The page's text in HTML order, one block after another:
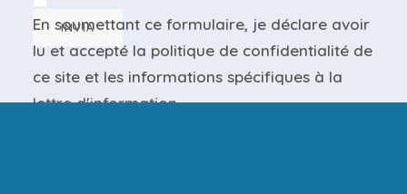
En soumettant ce formulaire, je déclare avoir
lu et accepté la politique de confidentialité de
ce site et les informations spécifiques à la
lettre d'information.
INVIA